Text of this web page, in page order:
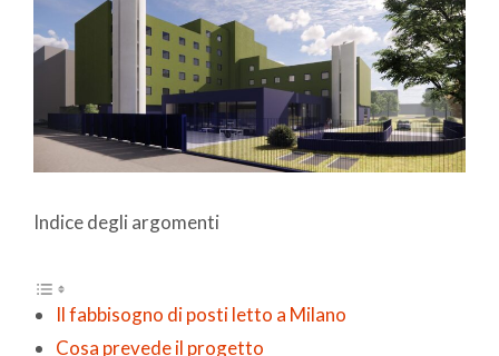
Indice degli argomenti
Il fabbisogno di posti letto a Milano
Cosa prevede il progetto